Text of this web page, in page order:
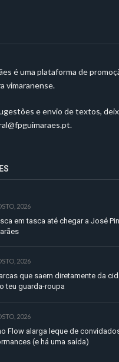
é uma plataforma de
vimaranense.
e envio de textos,
.
2026
em tasca até chegar a José
2026
que saem diretamente da
teu guarda-roupa
2026
Flow alarga leque de
(e há uma saída)